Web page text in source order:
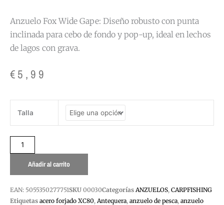
Anzuelo Fox Wide Gape: Diseño robusto con punta
inclinada para cebo de fondo y pop-up, ideal en lechos
de lagos con grava.
€5,99
Talla
FOX
WIDE
GAPE
cantidad
Añadir al carrito
EAN: 5055350277751SKU 00030Categorías ANZUELOS, CARPFISHING
Etiquetas acero forjado XC80, Antequera, anzuelo de pesca, anzuelo